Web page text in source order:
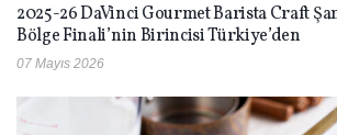
2025-26 DaVinci Gourmet Barista Craft
Bölge Finali’nin Birincisi Türkiye’den
07 Mayıs 2026